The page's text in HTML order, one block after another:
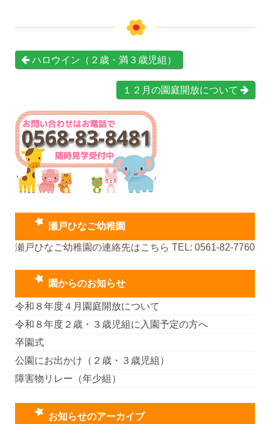
ハロウイン（２歳・満３歳児組）
１２月の園庭開放について
瀬戸ひなご幼稚園
瀬戸ひなご幼稚園の連絡先はこちら TEL: 0561-82-7760
園からのお知らせ
令和８年度４月園庭開放について
令和８年度２歳・３歳児組に入園予定の方へ
卒園式
公園にお出かけ（２歳・３歳児組）
障害物リレー（年少組）
お知らせのアーカイブ